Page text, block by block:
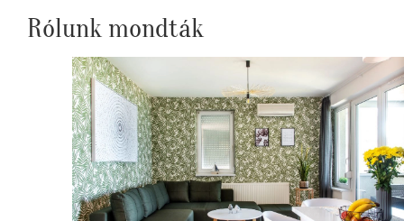
Rólunk mondták